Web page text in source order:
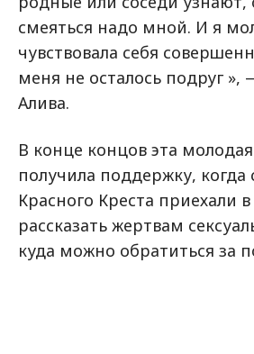
смеяться надо мной. И я
чувствовала себя
меня не осталось подруг »,
Алива.
В конце концов эта
получила поддержку, когда
Красного Креста приехали
рассказать жертвам
куда можно обратиться за